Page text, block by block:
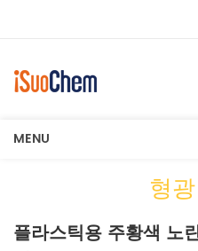
MENU
형
플라스틱용 주황색 노